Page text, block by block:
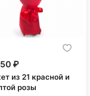
₽
из 21 красной и
розы